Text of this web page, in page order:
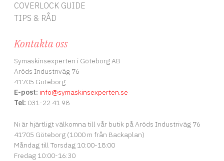
COVERLOCK GUIDE
TIPS & RÅD
Kontakta oss
Symaskinsexperten i Göteborg AB
Aröds Industriväg 76
41705 Göteborg
E-post: info@symaskinsexperten.se
Tel: 031-22 41 98
Ni är hjärtligt välkomna till vår butik på Aröds Industriväg 76
41705 Göteborg (1000 m från Backaplan)
Måndag till Torsdag 10:00-18:00
Fredag 10:00-16:30